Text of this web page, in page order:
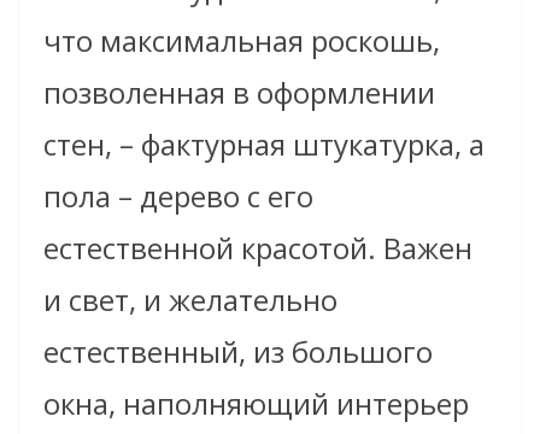
что максимальная роскошь,
позволенная в оформлении
стен, – фактурная штукатурка, а
пола – дерево с его
естественной красотой. Важен
и свет, и желательно
естественный, из большого
окна, наполняющий интерьер